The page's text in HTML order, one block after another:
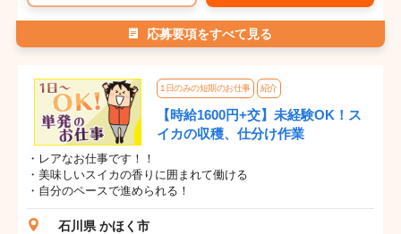
応募要項をすべて見る
1日のみの短期のお仕事 紹介
【時給1600円+交】未経験OK！ス
イカの収穫、仕分け作業
・レアなお仕事です！！
・美味しいスイカの香りに囲まれて働ける
・自分のペースで進められる！
石川県 かほく市